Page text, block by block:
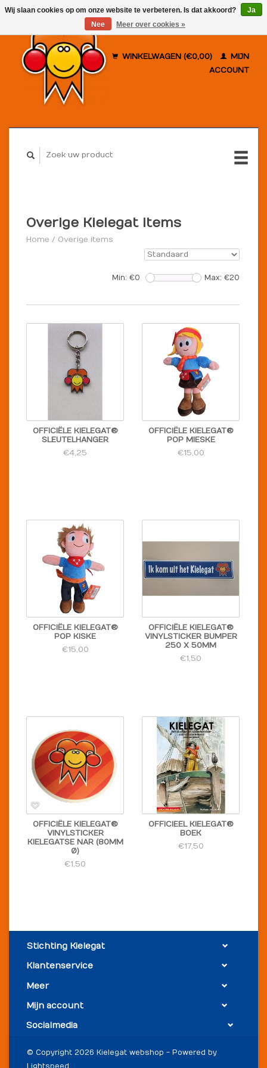
WINKELWAGEN (€0,00)
MIJN
ACCOUNT
Overige Kielegat items
Home / Overige items
Min: €0 Max: €20
OFFICIËLE KIELEGAT®
SLEUTELHANGER
€4,25
OFFICIËLE KIELEGAT®
POP MIESKE
€15,00
OFFICIËLE KIELEGAT®
POP KISKE
€15,00
OFFICIËLE KIELEGAT®
VINYLSTICKER BUMPER
250 X 50MM
€1,50
OFFICIËLE KIELEGAT®
VINYLSTICKER
KIELEGATSE NAR (80MM
Ø)
€1,50
OFFICIEEL KIELEGAT®
BOEK
€17,50
Stichting Kielegat
Klantenservice
Meer
Mijn account
Socialmedia
© Copyright 2026 Kielegat webshop - Powered by
Lightspeed
Wij slaan cookies op om onze website te verbeteren. Is dat akkoord?
Ja
Nee
Meer over cookies »